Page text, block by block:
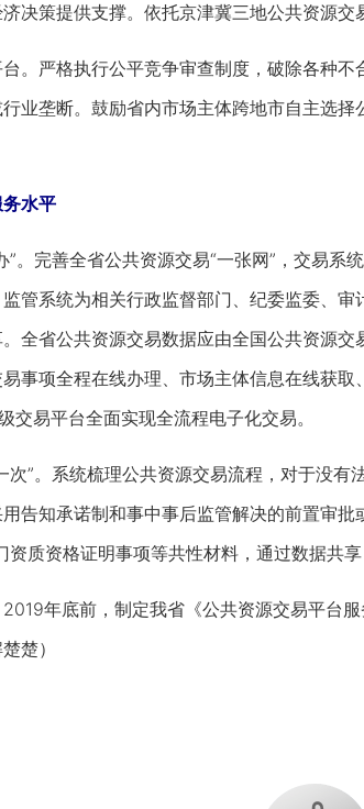
决策提供支撑。依托京津冀三地公共资源交
严格执行公平竞争审查制度，破除各种不
业垄断。鼓励省内市场主体跨地市自主选
水平
完善全省公共资源交易“一张网”，交易系
管系统为相关行政监督部门、纪委监委、
全省公共资源交易数据应由全国公共资源
事项全程在线办理、市场主体信息在线获
交易平台全面实现全流程电子化交易。
”。系统梳理公共资源交易流程，对于没有
告知承诺制和事中事后监管解决的前置审
质资格证明事项等共性材料，通过数据共享
年底前，制定我省《公共资源交易平台服
楚）